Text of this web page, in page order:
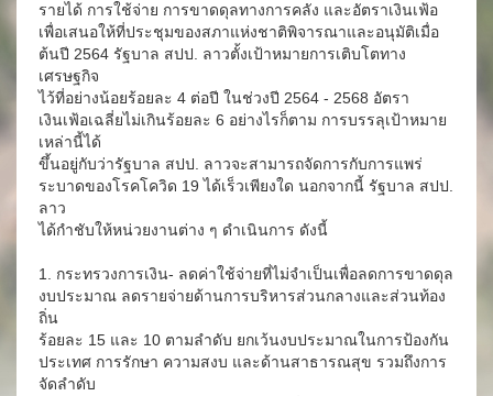
รายได้ การใช้จ่าย การขาดดุลทางการคลัง และอัตราเงินเฟ้อ
เพื่อเสนอให้ที่ประชุมของสภาแห่งชาติพิจารณาและอนุมัติเมื่อ
ต้นปี 2564 รัฐบาล สปป. ลาวตั้งเป้าหมายการเติบโตทาง
เศรษฐกิจ
ไว้ที่อย่างน้อยร้อยละ 4 ต่อปี ในช่วงปี 2564 - 2568 อัตรา
เงินเฟ้อเฉลี่ยไม่เกินร้อยละ 6 อย่างไรก็ตาม การบรรลุเป้าหมาย
เหล่านี้ได้
ขึ้นอยู่กับว่ารัฐบาล สปป. ลาวจะสามารถจัดการกับการแพร่
ระบาดของโรคโควิด 19 ได้เร็วเพียงใด นอกจากนี้ รัฐบาล สปป.
ลาว
ได้กำชับให้หน่วยงานต่าง ๆ ดำเนินการ ดังนี้
1. กระทรวงการเงิน- ลดค่าใช้จ่ายที่ไม่จำเป็นเพื่อลดการขาดดุล
งบประมาณ ลดรายจ่ายด้านการบริหารส่วนกลางและส่วนท้อง
ถิ่น
ร้อยละ 15 และ 10 ตามลำดับ ยกเว้นงบประมาณในการป้องกัน
ประเทศ การรักษา ความสงบ และด้านสาธารณสุข รวมถึงการ
จัดลำดับ